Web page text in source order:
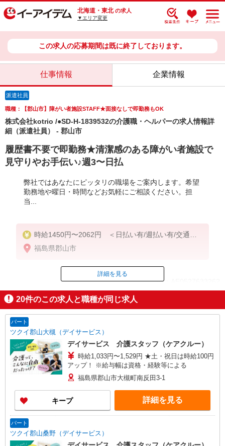
北海道・東北 の求人
▼エリア変更
この求人の応募期間は既に終了しております。
仕事情報 企業情報
派遣社員
職種：【郡山市】障がい者施設STAFF★面接なしで即勤務もOK
株式会社kotrio /●SD-H-1839532の介護職・ヘルパーの求人情報詳
細（派遣社員） - 郡山市
履歴書不要で即勤務★清潔感のある障がい者施設で
見守りやお手伝い♪週3〜日払
弊社ではあなたにピッタリの職場をご案内します。希望
勤務地や曜日・時間などお気軽にご相談ください。担
当...
時給1450円〜2062円 ＜日払い有/週払い有/交通費
全支給(ガソリン代含む)＞
福島県郡山市
ID：AE0527633262
掲載期間終了
詳細を見る
20件のこの求人と職種が同じ求人
パート
ツクイ郡山大槻（デイサービス）
デイサービス 介護スタッフ（ケアクルー）
時給1,033円〜1,529円 ★土・祝日は時給100円
アップ！ ※給与幅は資格・経験等による
福島県郡山市大槻町南反田3-1
キープ 詳細を見る
パート
ツクイ郡山桑野（デイサービス）